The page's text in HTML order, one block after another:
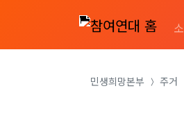
민생희망본부 주거